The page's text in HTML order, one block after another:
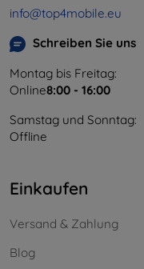
info@top4mobile.eu
Schreiben Sie uns
Montag bis Freitag:
Online8:00 - 16:00
Samstag und Sonntag:
Offline
Einkaufen
Versand & Zahlung
Blog